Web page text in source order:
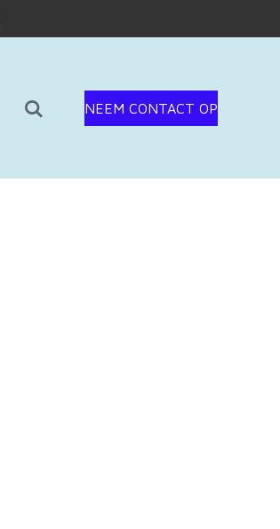
NEEM CONTACT OP